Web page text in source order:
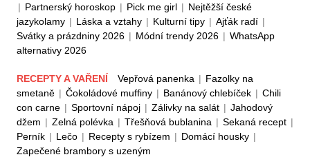
| Partnerský horoskop | Pick me girl | Nejtěžší české
jazykolamy | Láska a vztahy | Kulturní tipy | Ajťák radí |
Svátky a prázdniny 2026 | Módní trendy 2026 | WhatsApp
alternativy 2026
RECEPTY A VAŘENÍ Vepřová panenka | Fazolky na
smetaně | Čokoládové muffiny | Banánový chlebíček | Chili
con carne | Sportovní nápoj | Zálivky na salát | Jahodový
džem | Zelná polévka | Třešňová bublanina | Sekaná recept |
Perník | Lečo | Recepty s rybízem | Domácí housky |
Zapečené brambory s uzeným